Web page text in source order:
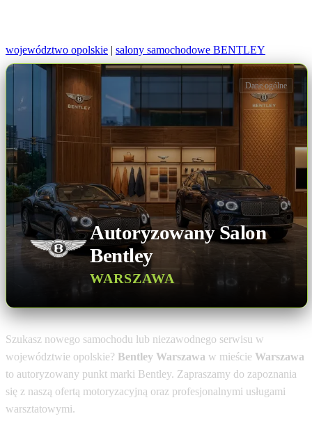
województwo opolskie | salony samochodowe BENTLEY
Autoryzowany Salon
Bentley
WARSZAWA
Dane ogólne
Szukasz nowego samochodu lub niezawodnego serwisu w
województwie opolskie? Bentley Warszawa w mieście Warszawa
to autoryzowany punkt marki Bentley. Zapraszamy do zapoznania
się z naszą ofertą motoryzacyjną oraz profesjonalnymi usługami
warsztatowymi.